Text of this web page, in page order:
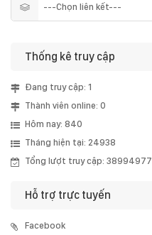
Thống kê truy cập
Đang truy cập: 1
Thành viên online: 0
Hôm nay: 840
Tháng hiện tại: 24938
Tổng lượt truy cập: 38994977
Hỗ trợ trực tuyến
Facebook